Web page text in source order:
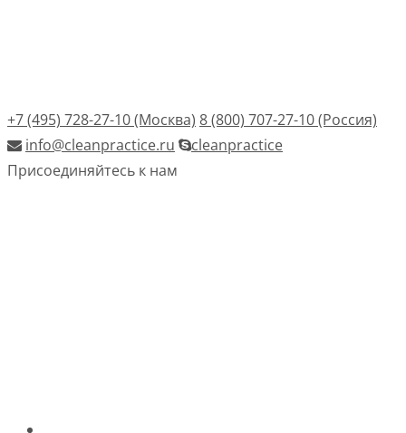
+7 (495) 728-27-10 (Москва) 8 (800) 707-27-10 (Россия)
info@cleanpractice.ru
cleanpractice
Присоединяйтесь к нам